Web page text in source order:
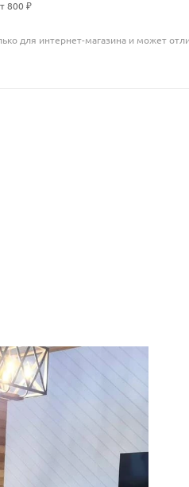
800 ₽
для интернет-магазина и может
диваном